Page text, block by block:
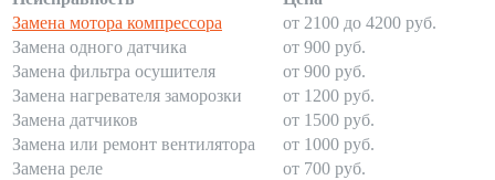
Замена мотора компрессора
от 2100 до 4200 руб.
Замена одного датчика
от 900 руб.
Замена фильтра осушителя
от 900 руб.
Замена нагревателя заморозки
от 1200 руб.
Замена датчиков
от 1500 руб.
Замена или ремонт вентилятора
от 1000 руб.
Замена реле
от 700 руб.